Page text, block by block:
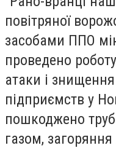
повітряної
засобами ППО
проведено
атаки і
підприємств у
пошкоджено
газом, загоряння